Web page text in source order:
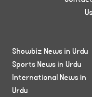
Us
Showbiz News in Urdu
Sports News in Urdu
International News in
Urdu